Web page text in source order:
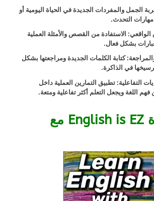
الجمل والمفردات الجديدة في الحياة اليومية أو
مهارات التحدث.
الواقعي: الاستفادة من القصص والأمثلة العملية
بشكل فعال.
كتابة الكلمات الجديدة ومراجعتها بشكل
في الذاكرة.
التفاعلية: تطبيق التمارين العملية داخل
اللغة ويجعل التعلم أكثر تفاعلية ومتعة.
مميزات قناة English is EZ مع